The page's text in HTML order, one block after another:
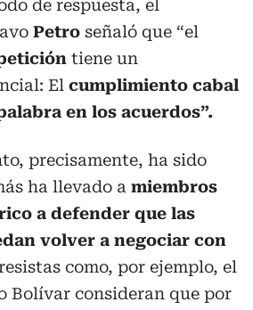
de respuesta, el
Petro señaló que “el
tiene un
El cumplimiento cabal
en los acuerdos”.
precisamente, ha sido
ha llevado a miembros
a defender que las
volver a negociar con
como, por ejemplo, el
Bolívar consideran que por